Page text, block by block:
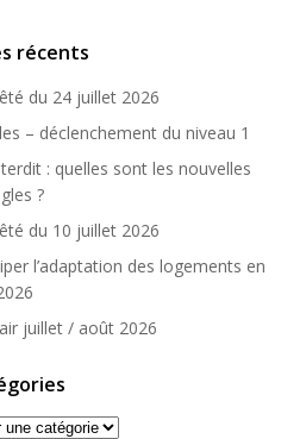
récents
du 24 juillet 2026
– déclenchement du niveau 1
: quelles sont les nouvelles
?
du 10 juillet 2026
l’adaptation des logements en
juillet / août 2026